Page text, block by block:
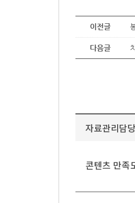
이전글
다음글
자료관리담
콘텐츠 만족